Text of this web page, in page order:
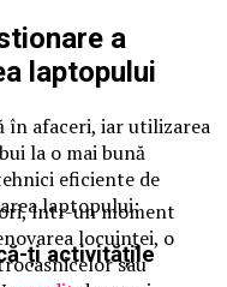
a
laptopului
în afaceri, iar utilizarea
la o mai bună
eficiente de
laptopului:
ți activitățile
într-un moment
locuinței, o
sau